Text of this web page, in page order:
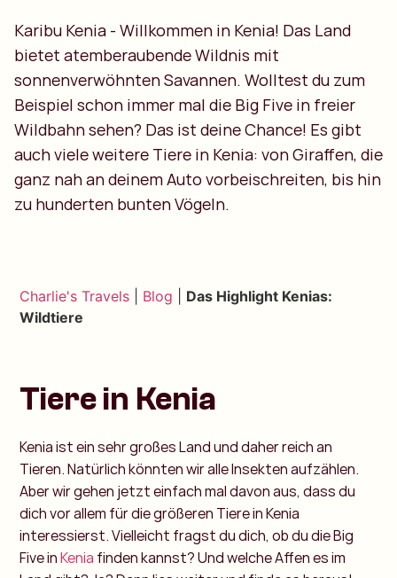
Karibu Kenia - Willkommen in Kenia! Das Land
bietet atemberaubende Wildnis mit
sonnenverwöhnten Savannen. Wolltest du zum
Beispiel schon immer mal die Big Five in freier
Wildbahn sehen? Das ist deine Chance! Es gibt
auch viele weitere Tiere in Kenia: von Giraffen, die
ganz nah an deinem Auto vorbeischreiten, bis hin
zu hunderten bunten Vögeln.
Charlie's Travels Blog
Das Highlight Kenias:
Wildtiere
Tiere in Kenia
Kenia ist ein sehr großes Land und daher reich an
Tieren. Natürlich könnten wir alle Insekten aufzählen.
Aber wir gehen jetzt einfach mal davon aus, dass du
dich vor allem für die größeren Tiere in Kenia
interessierst. Vielleicht fragst du dich, ob du die Big
Five inKenia finden kannst? Und welche Affen es im